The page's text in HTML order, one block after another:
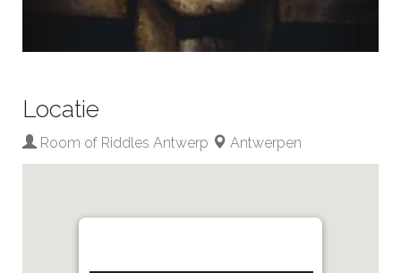
Locatie
Room of Riddles Antwerp Antwerpen